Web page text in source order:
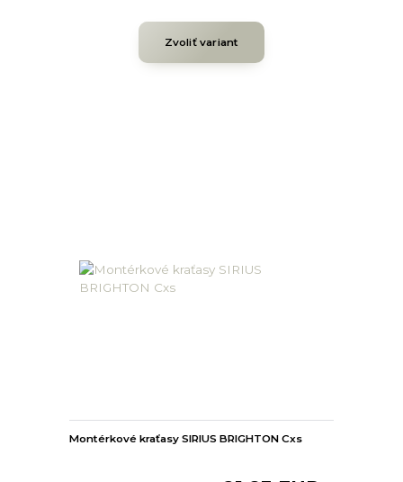
Zvoliť variant
Montérkové kraťasy SIRIUS BRIGHTON Cxs